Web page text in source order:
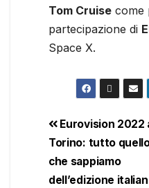
Tom Cruise come
partecipazione di
Space X.
Eurovision 2022
Torino: tutto
che sappiamo
dell’edizione